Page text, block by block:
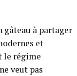
à partager
et
le régime
veut pas